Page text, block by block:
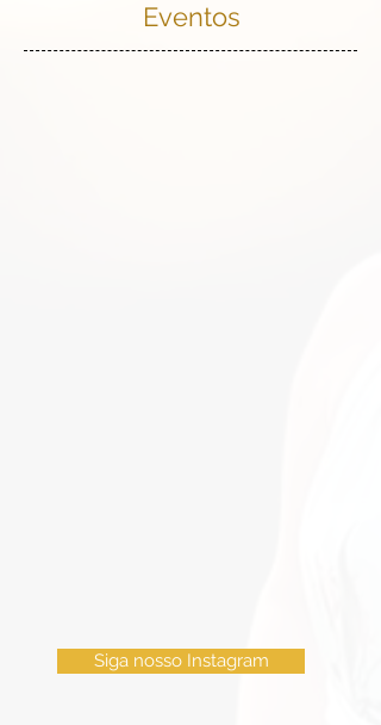
Eventos
Siga nosso Instagram